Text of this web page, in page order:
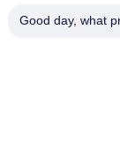
Good day, what